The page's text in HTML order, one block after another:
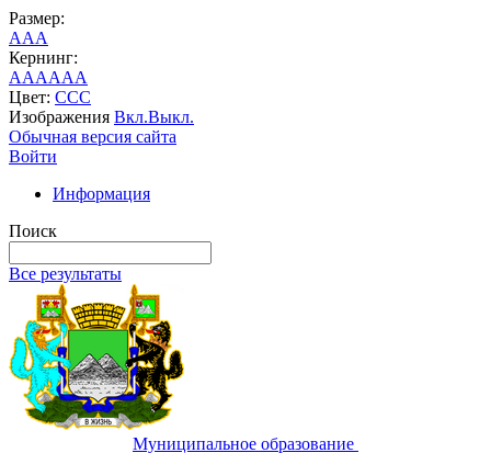
Размер:
AAA
Кернинг:
AAAAAA
Цвет: CCC
Изображения Вкл.Выкл.
Обычная версия сайта
Войти
Информация
Поиск
Все результаты
Муниципальное образование